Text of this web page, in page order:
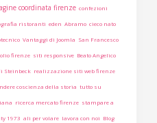
coordinata firenze confezioni
ristoranti eden Abramo cieco nato
Vantaggi di Joomla San Francesco
firenze siti responsive Beato Angelico
Steinbeck realizzazione siti web firenze
coscienza della storia tutto su
ricerca mercato firenze stampare a
1973 ali per volare lavora con noi Blog